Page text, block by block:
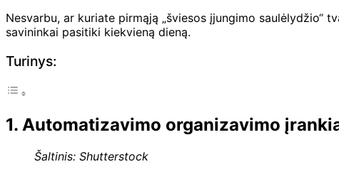
Nesvarbu, ar kuriate pirmąją „šviesos įjungimo saulėlydžio“
savininkai pasitiki kiekvieną dieną.
Turinys:
1. Automatizavimo organizavimo
Šaltinis: Shutterstock